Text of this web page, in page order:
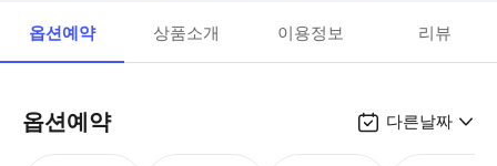
옵션예약 상품소개 이용정보 리뷰
옵션예약 다른날짜